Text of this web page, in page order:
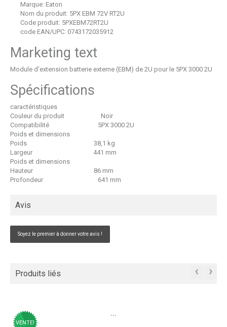
Marque: Eaton
Nom du produit: 5PX EBM 72V RT2U
Code produit: 5PXEBM72RT2U
code EAN/UPC: 0743172035912
Marketing text
Module d’extension batterie externe (EBM) de 2U pour le 5PX 3000 2U
Spécifications
caractéristiques
Couleur du produit Noir
Compatibilité 5PX 3000 2U
Poids et dimensions
Poids 38,1 kg
Largeur 441 mm
Poids et dimensions
Hauteur 86 mm
Profondeur 641 mm
Avis
Soyez le premier à donner votre avis !
Produits liés ‹ ›
```
VENTE!